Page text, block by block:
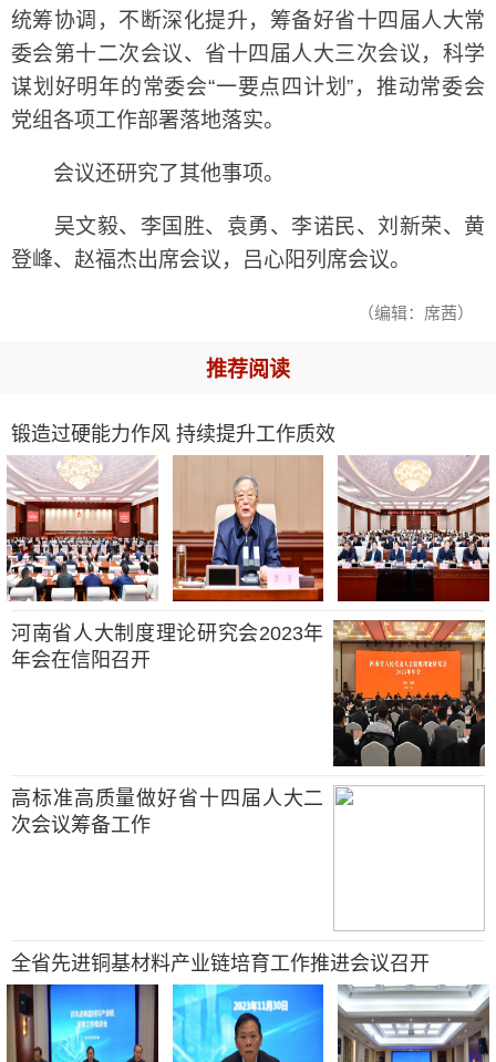
统筹协调，不断深化提升，筹备好省十四届人大常
委会第十二次会议、省十四届人大三次会议，科学
谋划好明年的常委会“一要点四计划”，推动常委会
党组各项工作部署落地落实。
会议还研究了其他事项。
吴文毅、李国胜、袁勇、李诺民、刘新荣、黄
登峰、赵福杰出席会议，吕心阳列席会议。
（编辑：席茜）
推荐阅读
锻造过硬能力作风 持续提升工作质效
河南省人大制度理论研究会2023年
年会在信阳召开
高标准高质量做好省十四届人大二
次会议筹备工作
全省先进铜基材料产业链培育工作推进会议召开